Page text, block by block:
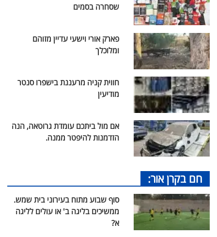
שסחרה בסמים
פארק אורי וישעי עדיין מזוהם
ומלוכלך
חווית קניה מרעננת בישפרו סנטר
מודיעין
אם מול ביתכם עומדת גרוטאה, הנה
הזדמנות להיפטר ממנה.
חם בקרן אור:
סוף שבוע מתוח בעירוני בית שמש.
ממשיכים בליגה ב' או עולים לליגה
א?